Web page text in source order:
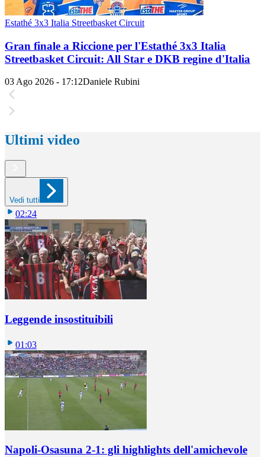
Estathé 3x3 Italia Streetbasket Circuit
Gran finale a Riccione per l'Estathé 3x3 Italia
Streetbasket Circuit: All Star e DKB regine d'Italia
03 Ago 2026 - 17:12Daniele Rubini
Ultimi video
Vedi tutti
02:24
Leggende insostituibili
01:03
Napoli-Osasuna 2-1: gli highlights dell'amichevole